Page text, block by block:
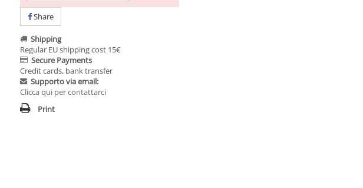
Share
Shipping
Regular EU shipping cost 15€
Secure Payments
Credit cards, bank transfer
Supporto via email:
Clicca qui per contattarci
Print